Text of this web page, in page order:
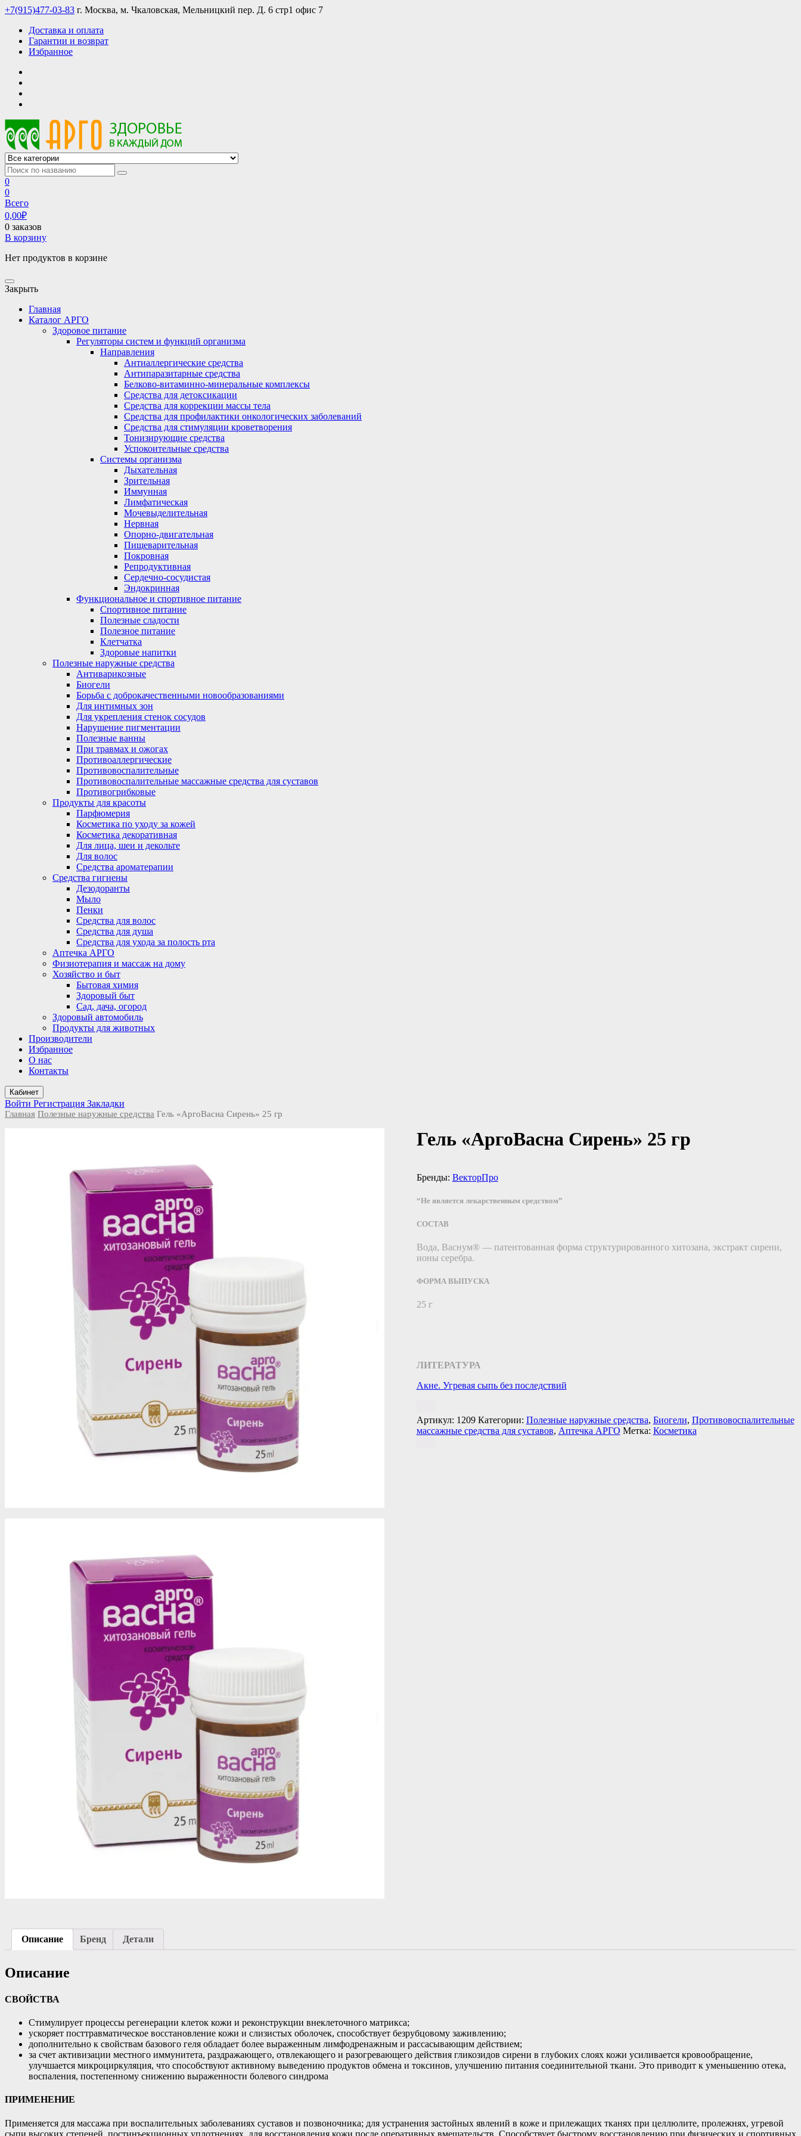
Skip
content
+7(915)477-03-83 г. Москва, м. Чкаловская, Мельницкий пер. Д. 6 стр1 офис 7
Доставка и оплата
Гарантии и возврат
Избранное
АРГО интернет магазин, доставка в Москве и по всей России
АРГО каталог каталог продукции, официальные цены
0
0
Всего
0,00₽
0 заказов
В корзину
Нет продуктов в корзине
Закрыть
Главная
Каталог АРГО
Здоровое питание
Регуляторы систем и функций организма
Направления
Антиаллергические средства
Антипаразитарные средства
Белково-витаминно-минеральные комплексы
Средства для детоксикации
Средства для коррекции массы тела
Средства для профилактики онкологических заболеваний
Средства для стимуляции кроветворения
Тонизирующие средства
Успокоительные средства
Системы организма
Дыхательная
Зрительная
Иммунная
Лимфатическая
Мочевыделительная
Нервная
Опорно-двигательная
Пищеварительная
Покровная
Репродуктивная
Сердечно-сосудистая
Эндокринная
Функциональное и спортивное питание
Спортивное питание
Полезные сладости
Полезное питание
Клетчатка
Здоровые напитки
Полезные наружные средства
Антиварикозные
Биогели
Борьба с доброкачественными новообразованиями
Для интимных зон
Для укрепления стенок сосудов
Нарушение пигментации
Полезные ванны
При травмах и ожогах
Противоаллергические
Противовоспалительные
Противовоспалительные массажные средства для суставов
Противогрибковые
Продукты для красоты
Парфюмерия
Косметика по уходу за кожей
Косметика декоративная
Для лица, шеи и декольте
Для волос
Средства ароматерапии
Средства гигиены
Дезодоранты
Мыло
Пенки
Средства для волос
Средства для душа
Средства для ухода за полость рта
Аптечка АРГО
Физиотерапия и массаж на дому
Хозяйство и быт
Бытовая химия
Здоровый быт
Сад, дача, огород
Здоровый автомобиль
Продукты для животных
Производители
Избранное
О нас
Контакты
Кабинет
Войти Регистрация Закладки
Главная Полезные наружные средства Гель «АргоВасна Сирень» 25 гр
Гель «АргоВасна Сирень» 25 гр
Бренды: ВекторПро
“Не является лекарственным средством”
СОСТАВ
Вода, Васнум® — патентованная форма структурированного хитозана, экстракт сирени,
ионы серебра.
ФОРМА ВЫПУСКА
25 г
ЛИТЕРАТУРА
Акне. Угревая сыпь без последствий
Артикул: 1209 Категории: Полезные наружные средства, Биогели, Противовоспалительные
массажные средства для суставов, Аптечка АРГО Метка: Косметика
Описание Бренд Детали
Описание
СВОЙСТВА
Стимулирует процессы регенерации клеток кожи и реконструкции внеклеточного матрикса;
ускоряет посттравматическое восстановление кожи и слизистых оболочек, способствует безрубцовому заживлению;
дополнительно к свойствам базового геля обладает более выраженным лимфодренажным и рассасывающим действием;
за счет активизации местного иммунитета, раздражающего, отвлекающего и разогревающего действия гликозидов сирени в глубоких слоях кожи усиливается кровообращение,
улучшается микроциркуляция, что способствуют активному выведению продуктов обмена и токсинов, улучшению питания соединительной ткани. Это приводит к уменьшению отека,
воспаления, постепенному снижению выраженности болевого синдрома
ПРИМЕНЕНИЕ
Применяется для массажа при воспалительных заболеваниях суставов и позвоночника; для устранения застойных явлений в коже и прилежащих тканях при целлюлите, пролежнях, угревой
сыпи высоких степеней, постинъекционных уплотнениях, для восстановления кожи после оперативных вмешательств. Способствует быстрому восстановлению при физических и спортивных